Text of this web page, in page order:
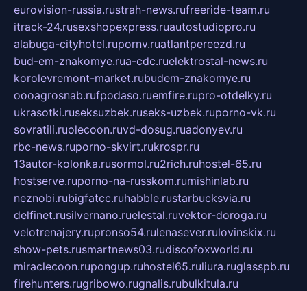
eurovision-russia.rustrah-news.rufreeride-team.ru
itrack-24.rusexshopexpress.ruautostudiopro.ru
alabuga-cityhotel.rupornv.ruatlantpereezd.ru
bud-em-znakomye.rua-cdc.ruelektrostal-news.ru
korolevremont-market.rubudem-znakomye.ru
oooagrosnab.rufpodaso.ruemfire.rupro-otdelky.ru
ukrasotki.ruseksuzbek.ruseks-uzbek.ruporno-vk.ru
sovratili.ruolecoon.ruvd-dosug.ruadonyev.ru
rbc-news.ruporno-skvirt.rukrospr.ru
13autor-kolonka.rusormol.ru2rich.ruhostel-65.ru
hostserve.ruporno-na-russkom.rumishinlab.ru
neznobi.rubigfatcc.ruhabble.rustarbucksvia.ru
delfinet.rusilvernano.ruelestal.ruvektor-doroga.ru
velotrenajery.rupronso54.rulenasever.rulovinskix.ru
show-pets.rusmartnews03.rudiscofoxworld.ru
miraclecoon.rupongup.ruhostel65.ruliura.ruglasspb.ru
firehunters.rugribowo.rugnalis.rubulkitula.ru